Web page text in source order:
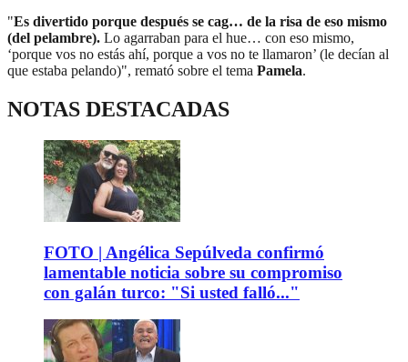
"Es divertido porque después se cag… de la risa de eso mismo
(del pelambre). Lo agarraban para el hue… con eso mismo,
‘porque vos no estás ahí, porque a vos no te llamaron’ (le decían al
que estaba pelando)", remató sobre el tema Pamela.
NOTAS DESTACADAS
FOTO | Angélica Sepúlveda confirmó
lamentable noticia sobre su compromiso
con galán turco: "Si usted falló..."